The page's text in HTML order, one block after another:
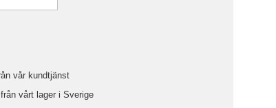
vår kundtjänst
vårt lager i Sverige